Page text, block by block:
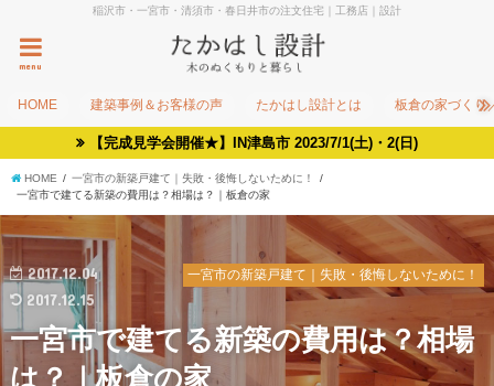
稲沢市・一宮市・清須市・春日井市の注文住宅｜工務店｜設計
menu
HOME 建築事例＆お客様の声 たかはし設計とは 板倉の家づくり
【完成見学会開催★】IN津島市 2023/7/1(土)・2(日)
HOME
一宮市の新築戸建て｜失敗・後悔しないために！
一宮市で建てる新築の費用は？相場は？｜板倉の家
一宮市の新築戸建て｜失敗・後悔しないために！
2017.12.04
2017.12.15
一宮市で建てる新築の費用は？相場
は？｜板倉の家